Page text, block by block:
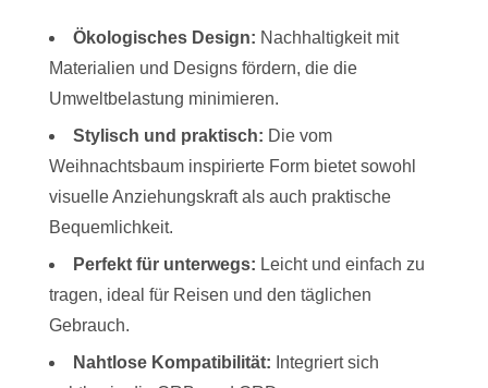
Ökologisches Design: Nachhaltigkeit mit
Materialien und Designs fördern, die die
Umweltbelastung minimieren.
Stylisch und praktisch: Die vom
Weihnachtsbaum inspirierte Form bietet sowohl
visuelle Anziehungskraft als auch praktische
Bequemlichkeit.
Perfekt für unterwegs: Leicht und einfach zu
tragen, ideal für Reisen und den täglichen
Gebrauch.
Nahtlose Kompatibilität: Integriert sich